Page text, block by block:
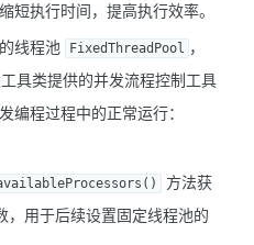
短执行时间，提高执行效率。
线程池 FixedThreadPool
，
具类提供的并发流程控制工具
编程过程中的正常运行：
方法获
，用于后续设置固定线程池的